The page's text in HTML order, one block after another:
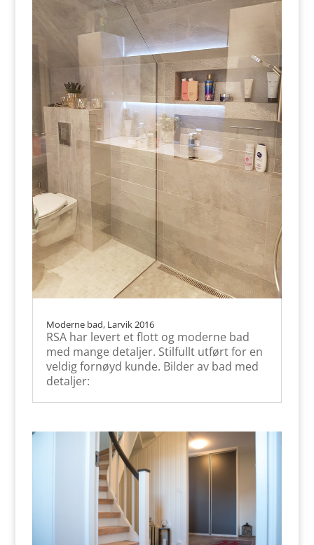
Moderne bad, Larvik 2016
RSA har levert et flott og moderne bad
med mange detaljer. Stilfullt utført for en
veldig fornøyd kunde. Bilder av bad med
detaljer: